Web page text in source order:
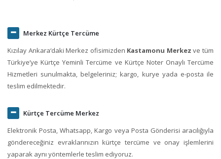
Merkez Kürtçe Tercüme
Kızılay Ankara‘daki Merkez ofisimizden Kastamonu Merkez ve tüm
Türkiye’ye Kürtçe Yeminli Tercüme ve Kürtçe Noter Onaylı Tercüme
Hizmetleri sunulmakta, belgeleriniz; kargo, kurye yada e-posta ile
teslim edilmektedir.
Kürtçe Tercüme Merkez
Elektronik Posta, Whatsapp, Kargo veya Posta Gönderisi aracılığıyla
göndereceğiniz evraklarınızın kürtçe tercüme ve onay işlemlerini
yaparak aynı yöntemlerle teslim ediyoruz.